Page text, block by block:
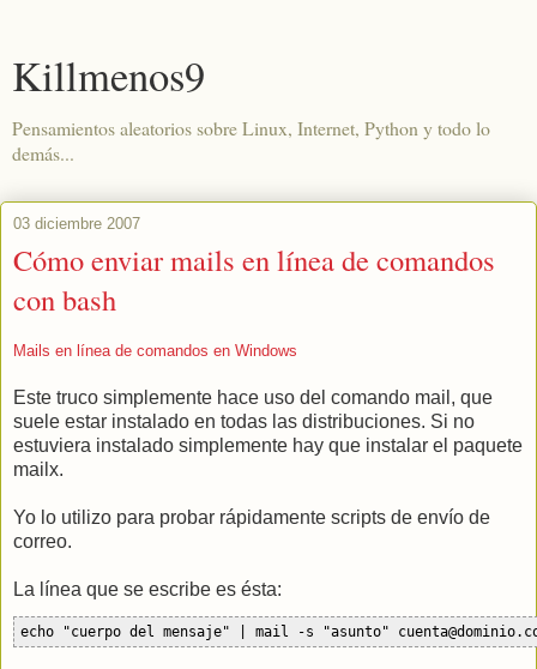
Killmenos9
Pensamientos aleatorios sobre Linux, Internet, Python y todo lo
demás...
03 diciembre 2007
Cómo enviar mails en línea de comandos
con bash
Mails en línea de comandos en Windows
Este truco simplemente hace uso del comando mail, que
suele estar instalado en todas las distribuciones. Si no
estuviera instalado simplemente hay que instalar el paquete
mailx.
Yo lo utilizo para probar rápidamente scripts de envío de
correo.
La línea que se escribe es ésta:
echo "cuerpo del mensaje" | mail -s "asunto"